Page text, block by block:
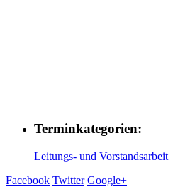
Terminkategorien:
Leitungs- und Vorstandsarbeit
Facebook Twitter Google+